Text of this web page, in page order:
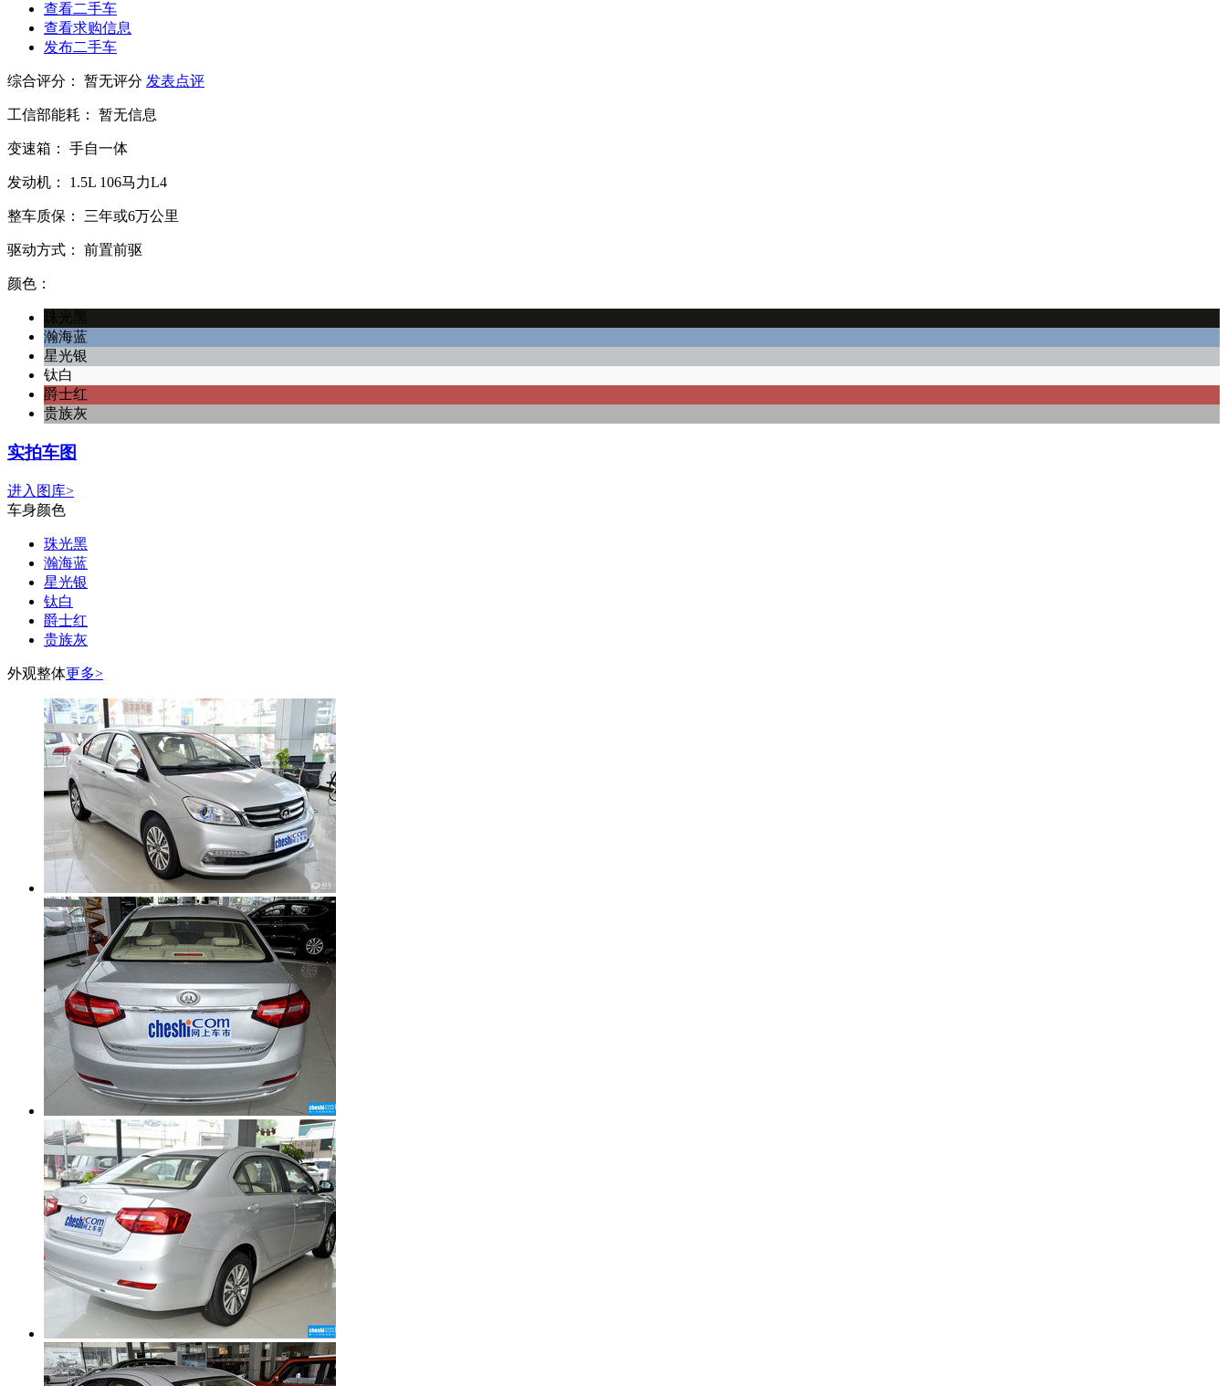
查看二手车
查看求购信息
发布二手车
综合评分： 暂无评分 发表点评
工信部能耗： 暂无信息
变速箱： 手自一体
发动机： 1.5L 106马力L4
整车质保： 三年或6万公里
驱动方式： 前置前驱
颜色：
珠光黑
瀚海蓝
星光银
钛白
爵士红
贵族灰
实拍车图
进入图库>
车身颜色
珠光黑
瀚海蓝
星光银
钛白
爵士红
贵族灰
外观整体更多>